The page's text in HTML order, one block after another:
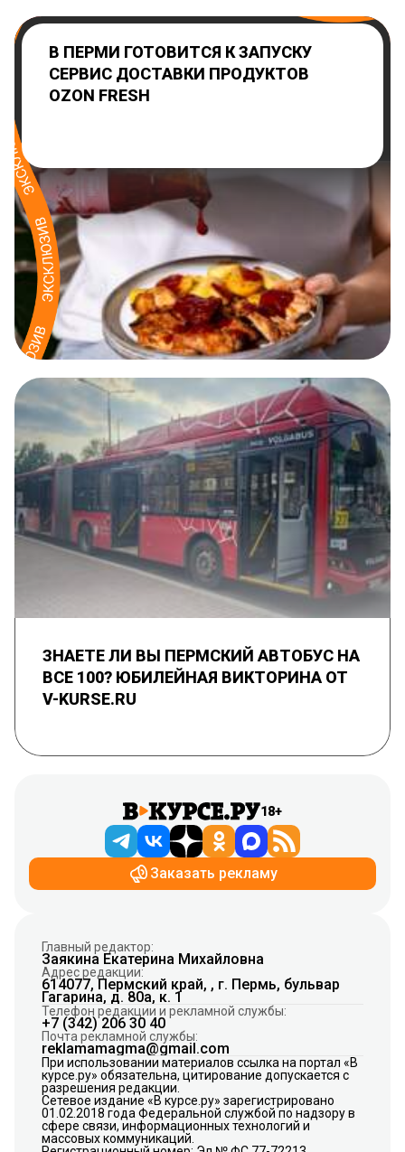
В ПЕРМИ ГОТОВИТСЯ К ЗАПУСКУ
СЕРВИС ДОСТАВКИ ПРОДУКТОВ
OZON FRESH
ЗНАЕТЕ ЛИ ВЫ ПЕРМСКИЙ АВТОБУС НА
ВСЕ 100? ЮБИЛЕЙНАЯ ВИКТОРИНА ОТ
V-KURSE.RU
18+
Заказать рекламу
Главный редактор:
Заякина Екатерина Михайловна
Адрес редакции:
614077, Пермский край, , г. Пермь, бульвар
Гагарина, д. 80а, к. 1
Телефон редакции и рекламной службы:
+7 (342) 206 30 40
Почта рекламной службы:
reklamamagma@gmail.com
При использовании материалов ссылка на портал «В
курсе.ру» обязательна, цитирование допускается с
разрешения редакции.
Сетевое издание «В курсе.ру» зарегистрировано
01.02.2018 года Федеральной службой по надзору в
сфере связи, информационных технологий и
массовых коммуникаций.